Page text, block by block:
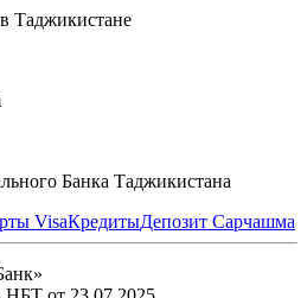
Таджикистане
Банка Таджикистана
VisaКредитыДепозит Сарчашма